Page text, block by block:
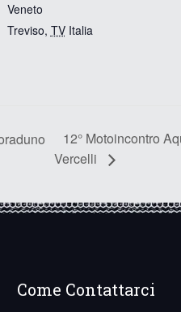
Veneto
Treviso, TV Italia
12° Motoincontro
Vercelli
Come Contattarci